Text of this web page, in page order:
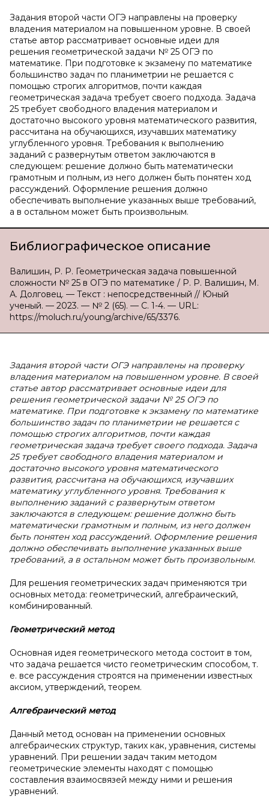
Задания второй части ОГЭ направлены на проверку
владения материалом на повышенном уровне. В своей
статье автор рассматривает основные идеи для
решения геометрической задачи № 25 ОГЭ по
математике. При подготовке к экзамену по математике
большинство задач по планиметрии не решается с
помощью строгих алгоритмов, почти каждая
геометрическая задача требует своего подхода. Задача
25 требует свободного владения материалом и
достаточно высокого уровня математического развития,
рассчитана на обучающихся, изучавших математику
углубленного уровня. Требования к выполнению
заданий с развернутым ответом заключаются в
следующем: решение должно быть математически
грамотным и полным, из него должен быть понятен ход
рассуждений. Оформление решения должно
обеспечивать выполнение указанных выше требований,
а в остальном может быть произвольным.
Библиографическое описание
Валишин, Р. Р. Геометрическая задача повышенной
сложности № 25 в ОГЭ по математике / Р. Р. Валишин, М.
А. Долговец. — Текст : непосредственный // Юный
ученый. — 2023. — № 2 (65). — С. 1-4. — URL:
https://moluch.ru/young/archive/65/3376.
Задания второй части ОГЭ направлены на проверку
владения материалом на повышенном уровне. В своей
статье автор рассматривает основные идеи для
решения геометрической задачи № 25 ОГЭ по
математике. При подготовке к экзамену по математике
большинство задач по планиметрии не решается с
помощью строгих алгоритмов, почти каждая
геометрическая задача требует своего подхода. Задача
25 требует свободного владения материалом и
достаточно высокого уровня математического
развития, рассчитана на обучающихся, изучавших
математику углубленного уровня. Требования к
выполнению заданий с развернутым ответом
заключаются в следующем: решение должно быть
математически грамотным и полным, из него должен
быть понятен ход рассуждений. Оформление решения
должно обеспечивать выполнение указанных выше
требований, а в остальном может быть произвольным.
Для решения геометрических задач применяются три
основных метода: геометрический, алгебраический,
комбинированный.
Геометрический метод
Основная идея геометрического метода состоит в том,
что задача решается чисто геометрическим способом, т.
е. все рассуждения строятся на применении известных
аксиом, утверждений, теорем.
Алгебраический метод
Данный метод основан на применении основных
алгебраических структур, таких как, уравнения, системы
уравнений. При решении задач таким методом
геометрические элементы находят с помощью
составления взаимосвязей между ними и решения
уравнений.